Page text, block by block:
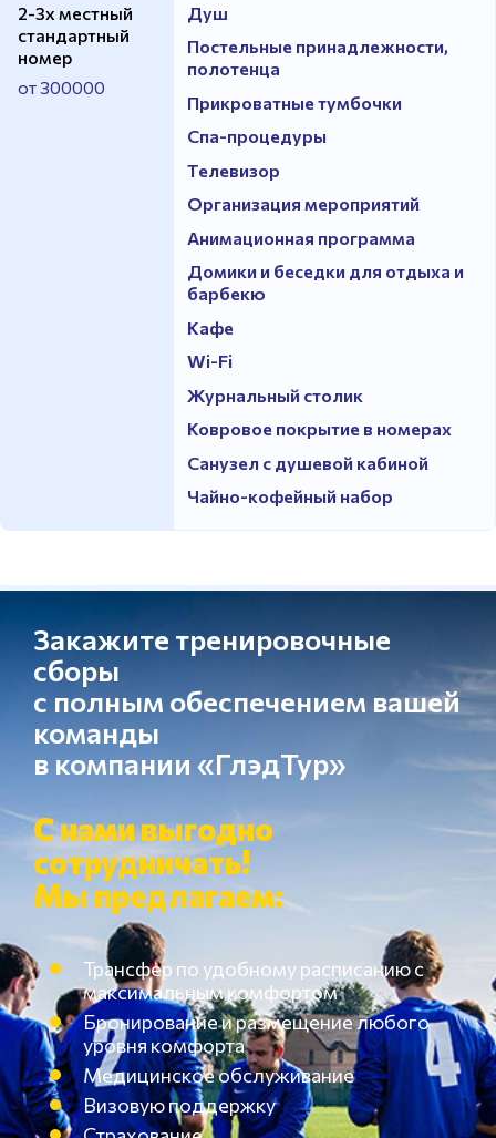
2-3х местный
стандартный
номер
от 300000
Душ
Постельные принадлежности,
полотенца
Прикроватные тумбочки
Спа-процедуры
Телевизор
Организация мероприятий
Анимационная программа
Домики и беседки для отдыха и
барбекю
Кафе
Wi-Fi
Журнальный столик
Ковровое покрытие в номерах
Санузел с душевой кабиной
Чайно-кофейный набор
Закажите тренировочные
сборы
с полным обеспечением вашей
команды
в компании «ГлэдТур»
С нами выгодно
сотрудничать!
Мы предлагаем:
Трансфер по удобному расписанию с
максимальным комфортом
Бронирование и размещение любого
уровня комфорта
Медицинское обслуживание
Визовую поддержку